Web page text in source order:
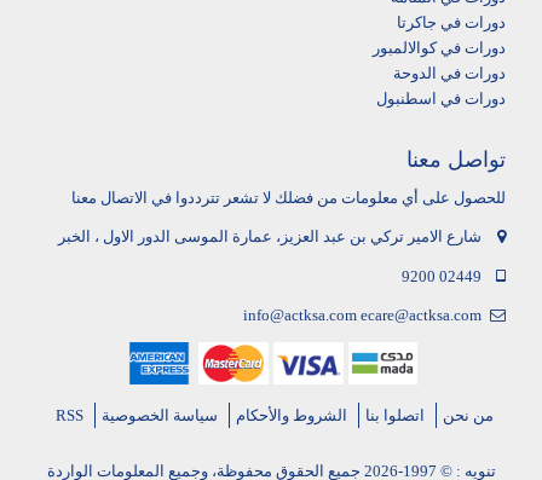
دورات في جاكرتا
دورات في كوالالمبور
دورات في الدوحة
دورات في اسطنبول
تواصل معنا
للحصول على أي معلومات من فضلك لا تشعر تترددوا في الاتصال معنا
شارع الامير تركي بن عبد العزيز، عمارة الموسى الدور الاول ، الخبر
9200 02449
info@actksa.com ecare@actksa.com
من نحن اتصلوا بنا الشروط والأحكام سياسة الخصوصية RSS
تنويه : © 1997-2026 جميع الحقوق محفوظة، وجميع المعلومات الواردة